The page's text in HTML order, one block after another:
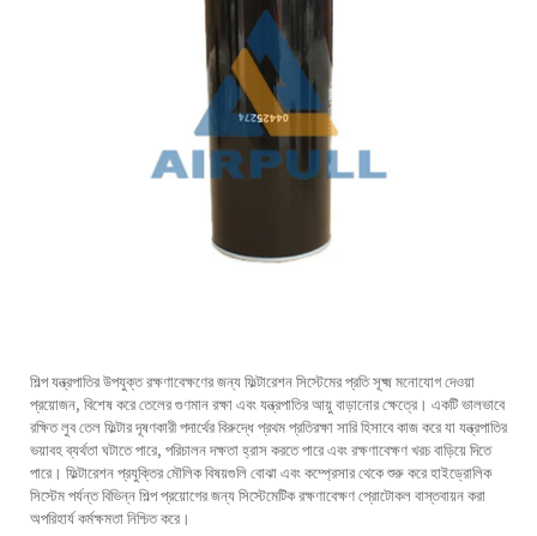
শিল্প যন্ত্রপাতির উপযুক্ত রক্ষণাবেক্ষণের জন্য ফিল্টারেশন সিস্টেমের প্রতি সূক্ষ্ম মনোযোগ দেওয়া
প্রয়োজন, বিশেষ করে তেলের গুণমান রক্ষা এবং যন্ত্রপাতির আয়ু বাড়ানোর ক্ষেত্রে। একটি ভালভাবে
রক্ষিত লুব তেল ফিল্টার দূষণকারী পদার্থের বিরুদ্ধে প্রথম প্রতিরক্ষা সারি হিসাবে কাজ করে যা যন্ত্রপাতির
ভয়াবহ ব্যর্থতা ঘটাতে পারে, পরিচালন দক্ষতা হ্রাস করতে পারে এবং রক্ষণাবেক্ষণ খরচ বাড়িয়ে দিতে
পারে। ফিল্টারেশন প্রযুক্তির মৌলিক বিষয়গুলি বোঝা এবং কম্প্রেসার থেকে শুরু করে হাইড্রোলিক
সিস্টেম পর্যন্ত বিভিন্ন শিল্প প্রয়োগের জন্য সিস্টেমেটিক রক্ষণাবেক্ষণ প্রোটোকল বাস্তবায়ন করা
অপরিহার্য কর্মক্ষমতা নিশ্চিত করে।